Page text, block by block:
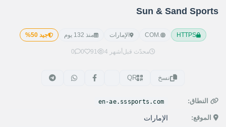
Sun & Sand Sports
HTTPS الإمارات منذ 132 يوم جيد 50%
محدّث قبل 4 أشهر 91
0
0
نسخ QR
النطاق: en-ae.sssports.com
الموقع: الإمارات